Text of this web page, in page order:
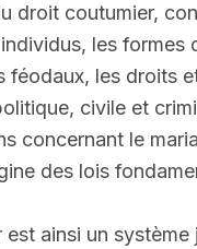
droit coutumier,
les formes
féodaux, les droits
civile et
concernant le
des lois
ainsi un